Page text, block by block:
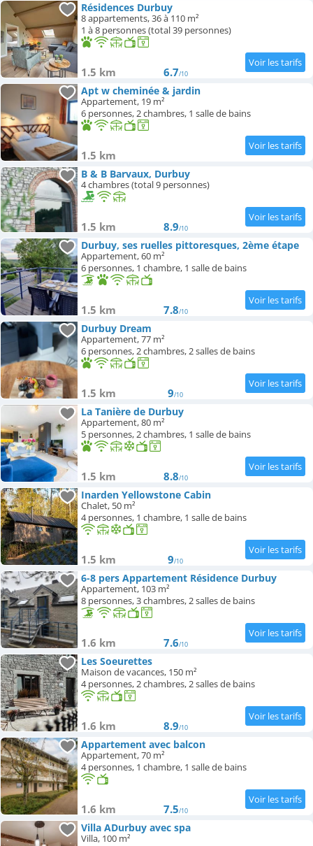
Résidences Durbuy
8 appartements, 36 à 110 m²
1 à 8 personnes (total 39 personnes)
1.5 km 6.7/10
Apt w cheminée & jardin
Appartement, 19 m²
6 personnes, 2 chambres, 1 salle de bains
1.5 km
B & B Barvaux, Durbuy
4 chambres (total 9 personnes)
1.5 km 8.9/10
Durbuy, ses ruelles pittoresques, 2ème étape
Appartement, 60 m²
6 personnes, 1 chambre, 1 salle de bains
1.5 km 7.8/10
Durbuy Dream
Appartement, 77 m²
6 personnes, 2 chambres, 2 salles de bains
1.5 km 9/10
La Tanière de Durbuy
Appartement, 80 m²
5 personnes, 2 chambres, 1 salle de bains
1.5 km 8.8/10
Inarden Yellowstone Cabin
Chalet, 50 m²
4 personnes, 1 chambre, 1 salle de bains
1.5 km 9/10
6-8 pers Appartement Résidence Durbuy
Appartement, 103 m²
8 personnes, 3 chambres, 2 salles de bains
1.6 km 7.6/10
Les Soeurettes
Maison de vacances, 150 m²
4 personnes, 2 chambres, 2 salles de bains
1.6 km 8.9/10
Appartement avec balcon
Appartement, 70 m²
4 personnes, 1 chambre, 1 salle de bains
1.6 km 7.5/10
Villa ADurbuy avec spa
Villa, 100 m²